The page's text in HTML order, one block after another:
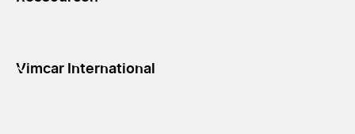
Vimcar International